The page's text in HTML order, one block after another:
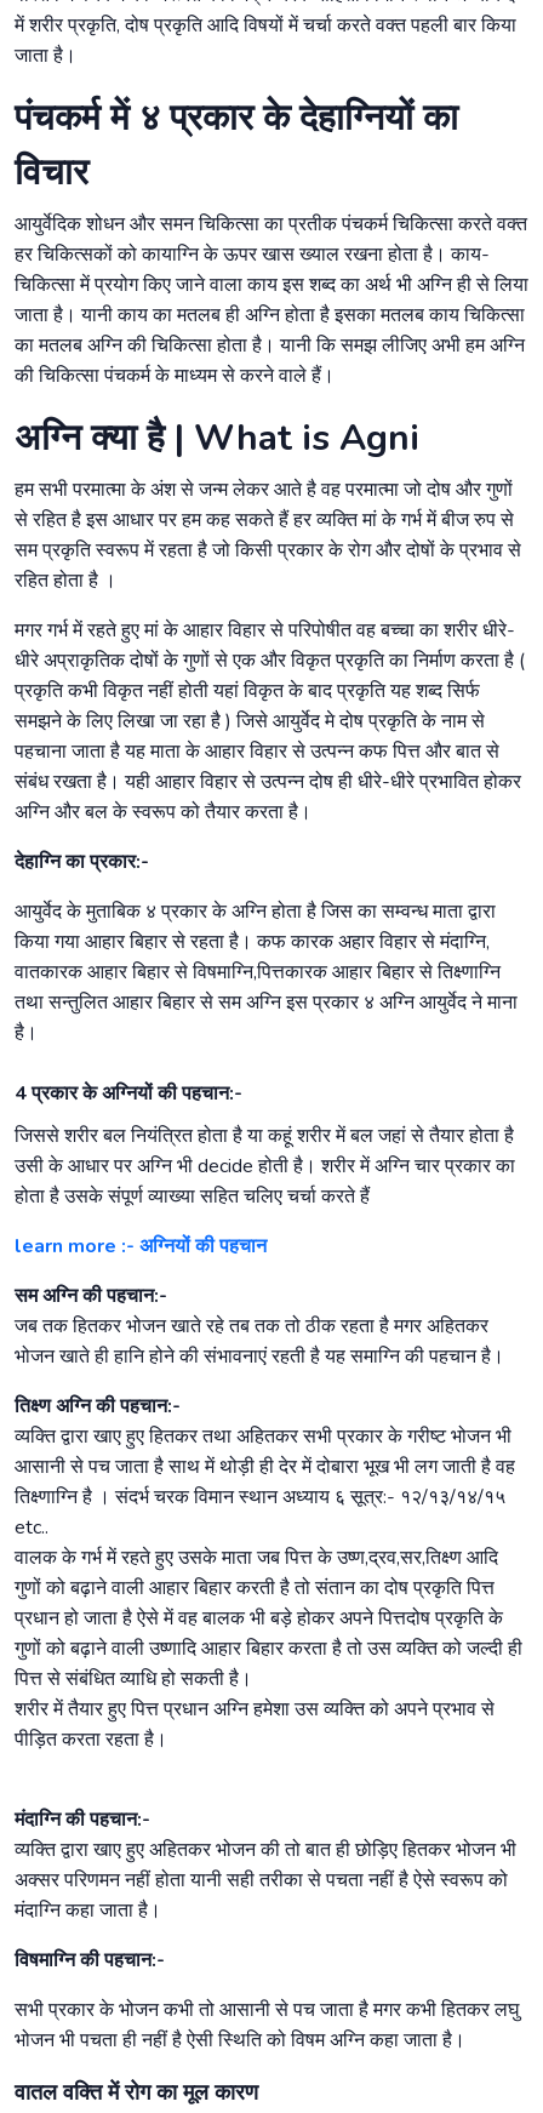
में शरीर प्रकृति, दोष प्रकृति आदि विषयों में चर्चा करते वक्त पहली बार किया
जाता है।
पंचकर्म में ४ प्रकार के देहाग्नियों का
विचार
आयुर्वेदिक शोधन और समन चिकित्सा का प्रतीक पंचकर्म चिकित्सा करते वक्त
हर चिकित्सकों को कायाग्नि के ऊपर खास ख्याल रखना होता है। काय-
चिकित्सा में प्रयोग किए जाने वाला काय इस शब्द का अर्थ भी अग्नि ही से लिया
जाता है। यानी काय का मतलब ही अग्नि होता है इसका मतलब काय चिकित्सा
का मतलब अग्नि की चिकित्सा होता है। यानी कि समझ लीजिए अभी हम अग्नि
की चिकित्सा पंचकर्म के माध्यम से करने वाले हैं।
अग्नि क्या है | What is Agni
हम सभी परमात्मा के अंश से जन्म लेकर आते है वह परमात्मा जो दोष और गुणों
से रहित है इस आधार पर हम कह सकते हैं हर व्यक्ति मां के गर्भ में बीज रुप से
सम प्रकृति स्वरूप में रहता है जो किसी प्रकार के रोग और दोषों के प्रभाव से
रहित होता है ।
मगर गर्भ में रहते हुए मां के आहार विहार से परिपोषीत वह बच्चा का शरीर धीरे-
धीरे अप्राकृतिक दोषों के गुणों से एक और विकृत प्रकृति का निर्माण करता है (
प्रकृति कभी विकृत नहीं होती यहां विकृत के बाद प्रकृति यह शब्द सिर्फ
समझने के लिए लिखा जा रहा है ) जिसे आयुर्वेद मे दोष प्रकृति के नाम से
पहचाना जाता है यह माता के आहार विहार से उत्पन्न कफ पित्त और बात से
संबंध रखता है। यही आहार विहार से उत्पन्न दोष ही धीरे-धीरे प्रभावित होकर
अग्नि और बल के स्वरूप को तैयार करता है।
देहाग्नि का प्रकार:-
आयुर्वेद के मुताबिक ४ प्रकार के अग्नि होता है जिस का सम्वन्ध माता द्वारा
किया गया आहार बिहार से रहता है। कफ कारक अहार विहार से मंदाग्नि,
वातकारक आहार बिहार से विषमाग्नि,पित्तकारक आहार बिहार से तिक्ष्णाग्नि
तथा सन्तुलित आहार बिहार से सम अग्नि इस प्रकार ४ अग्नि आयुर्वेद ने माना
है।
4 प्रकार के अग्नियों की पहचान:-
जिससे शरीर बल नियंत्रित होता है या कहूं शरीर में बल जहां से तैयार होता है
उसी के आधार पर अग्नि भी decide होती है। शरीर में अग्नि चार प्रकार का
होता है उसके संपूर्ण व्याख्या सहित चलिए चर्चा करते हैं
learn more :- अग्नियों की पहचान
सम अग्नि की पहचान:-
जब तक हितकर भोजन खाते रहे तब तक तो ठीक रहता है मगर अहितकर
भोजन खाते ही हानि होने की संभावनाएं रहती है यह समाग्नि की पहचान है।
तिक्ष्ण अग्नि की पहचान:-
व्यक्ति द्वारा खाए हुए हितकर तथा अहितकर सभी प्रकार के गरीष्ट भोजन भी
आसानी से पच जाता है साथ में थोड़ी ही देर में दोबारा भूख भी लग जाती है वह
तिक्ष्णाग्नि है । संदर्भ चरक विमान स्थान अध्याय ६ सूत्र:- १२/१३/१४/१५
etc..
वालक के गर्भ में रहते हुए उसके माता जब पित्त के उष्ण,द्रव,सर,तिक्ष्ण आदि
गुणों को बढ़ाने वाली आहार बिहार करती है तो संतान का दोष प्रकृति पित्त
प्रधान हो जाता है ऐसे में वह बालक भी बड़े होकर अपने पित्तदोष प्रकृति के
गुणों को बढ़ाने वाली उष्णादि आहार बिहार करता है तो उस व्यक्ति को जल्दी ही
पित्त से संबंधित व्याधि हो सकती है।
शरीर में तैयार हुए पित्त प्रधान अग्नि हमेशा उस व्यक्ति को अपने प्रभाव से
पीड़ित करता रहता है।
मंदाग्नि की पहचान:-
व्यक्ति द्वारा खाए हुए अहितकर भोजन की तो बात ही छोड़िए हितकर भोजन भी
अक्सर परिणमन नहीं होता यानी सही तरीका से पचता नहीं है ऐसे स्वरूप को
मंदाग्नि कहा जाता है।
विषमाग्नि की पहचान:-
सभी प्रकार के भोजन कभी तो आसानी से पच जाता है मगर कभी हितकर लघु
भोजन भी पचता ही नहीं है ऐसी स्थिति को विषम अग्नि कहा जाता है।
वातल वक्ति में रोग का मूल कारण